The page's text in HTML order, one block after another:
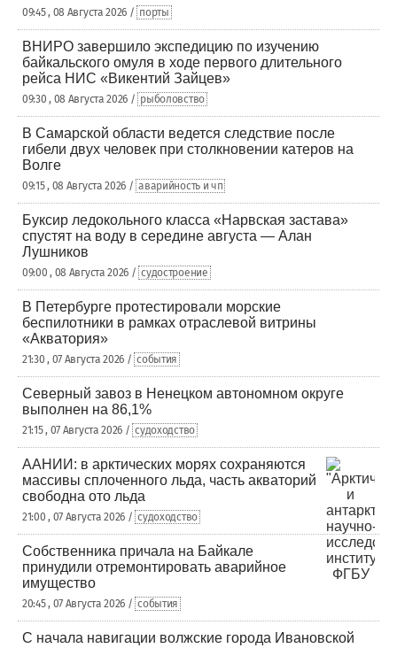
09:45 , 08 Августа 2026 / порты
ВНИРО завершило экспедицию по изучению
байкальского омуля в ходе первого длительного
рейса НИС «Викентий Зайцев»
09:30 , 08 Августа 2026 / рыболовство
В Самарской области ведется следствие после
гибели двух человек при столкновении катеров на
Волге
09:15 , 08 Августа 2026 / аварийность и чп
Буксир ледокольного класса «Нарвская застава»
спустят на воду в середине августа — Алан
Лушников
09:00 , 08 Августа 2026 / судостроение
В Петербурге протестировали морские
беспилотники в рамках отраслевой витрины
«Акватория»
21:30 , 07 Августа 2026 / события
Северный завоз в Ненецком автономном округе
выполнен на 86,1%
21:15 , 07 Августа 2026 / судоходство
ААНИИ: в арктических морях сохраняются
массивы сплоченного льда, часть акваторий
свободна ото льда
21:00 , 07 Августа 2026 / судоходство
Собственника причала на Байкале
принудили отремонтировать аварийное
имущество
20:45 , 07 Августа 2026 / события
С начала навигации волжские города Ивановской